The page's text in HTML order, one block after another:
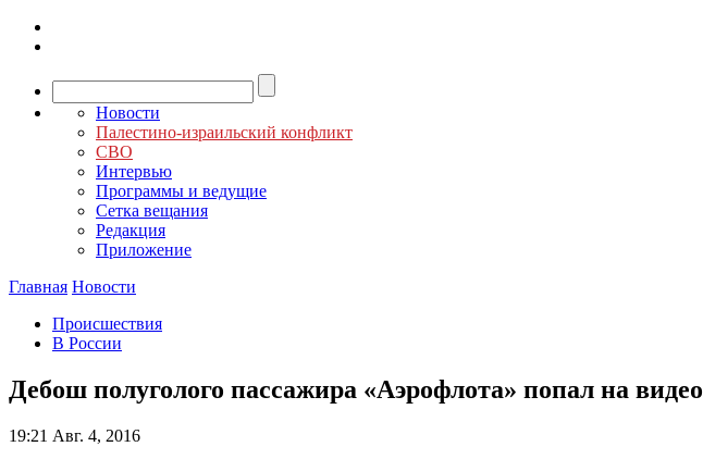
Новости
Палестино-израильский конфликт
СВО
Интервью
Программы и ведущие
Сетка вещания
Редакция
Приложение
Главная Новости
Происшествия
В России
Дебош полуголого пассажира «Аэрофлота» попал на видео
19:21 Авг. 4, 2016